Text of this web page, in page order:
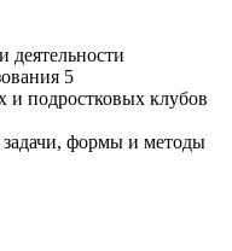
5
и подростковых клубов
формы и методы